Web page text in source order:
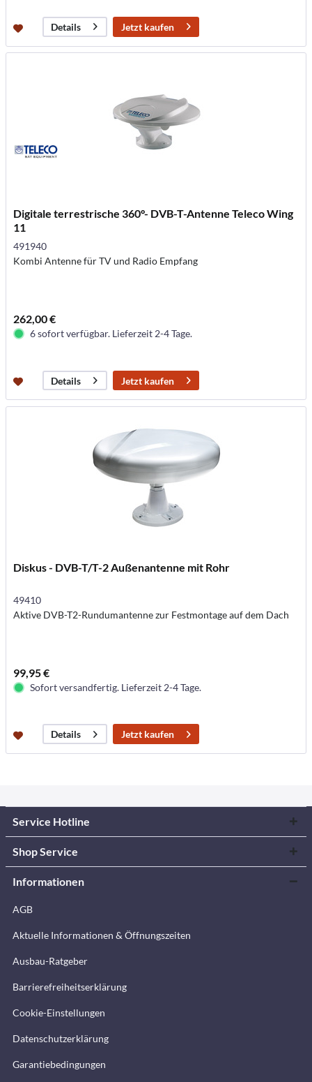
Details Jetzt kaufen
Digitale terrestrische 360°- DVB-T-Antenne Teleco Wing
11
491940
Kombi Antenne für TV und Radio Empfang
262,00 €
6 sofort verfügbar. Lieferzeit 2-4 Tage.
Details Jetzt kaufen
Diskus - DVB-T/T-2 Außenantenne mit Rohr
49410
Aktive DVB-T2-Rundumantenne zur Festmontage auf dem Dach
99,95 €
Sofort versandfertig. Lieferzeit 2-4 Tage.
Details Jetzt kaufen
Service Hotline
Shop Service
Informationen
AGB
Aktuelle Informationen & Öffnungszeiten
Ausbau-Ratgeber
Barrierefreiheitserklärung
Cookie-Einstellungen
Datenschutzerklärung
Garantiebedingungen